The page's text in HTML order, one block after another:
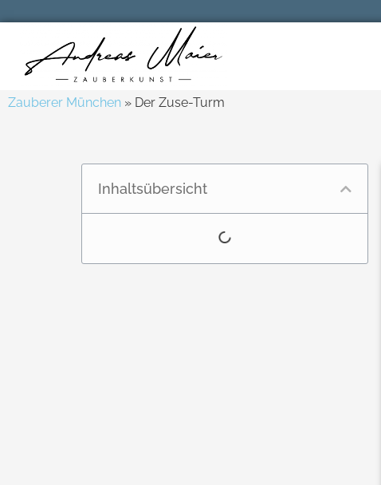
Zauberer München » Der Zuse-Turm
Inhaltsübersicht